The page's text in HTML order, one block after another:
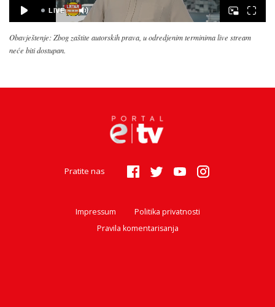
Obavještenje: Zbog zaštite autorskih prava, u odredjenim terminima live stream
neće biti dostupan.
Pratite nas
Impressum
Politika privatnosti
Pravila komentarisanja